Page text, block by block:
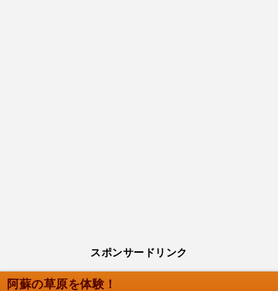
スポンサードリンク
阿蘇の草原を体験！